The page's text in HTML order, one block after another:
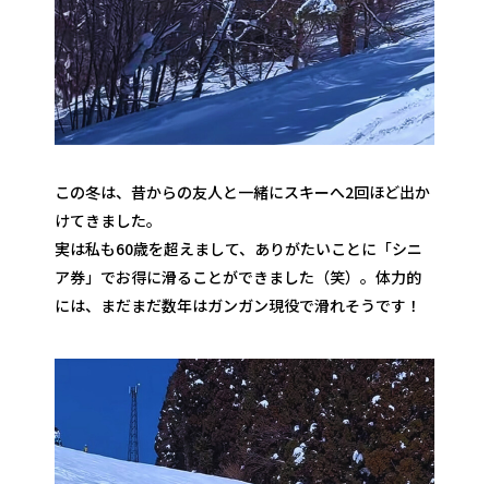
この冬は、昔からの友人と一緒にスキーへ2回ほど出か
けてきました。
実は私も60歳を超えまして、ありがたいことに「シニ
ア券」でお得に滑ることができました（笑）。体力的
には、まだまだ数年はガンガン現役で滑れそうです！